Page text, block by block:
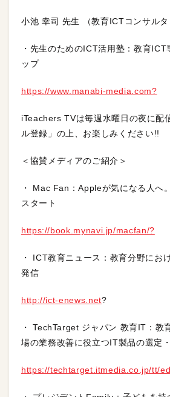
小池 幸司 先生 （教育ICTコンサルタ
・先生のためのICT活用塾：教育ICT
ップ
https://www.manabi-media.com?
iTeachers TVは毎週水曜日の夜に配
ル登録」の上、お楽しみください!!
＜協賛メディアのご紹介＞
・ Mac Fan：Appleが気になる人へ
スタート
https://book.mynavi.jp/macfan/?
・ ICT教育ニュース：教育分野にお
発信
http://ict-enews.net?
・ TechTarget ジャパン 教育IT：教
場の業務改善に役立つIT製品の選定
https://techtarget.itmedia.co.jp/tt/